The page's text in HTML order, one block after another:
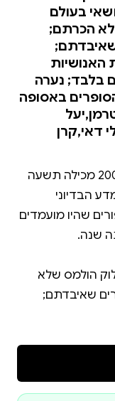
בעולם
הכרתם;
האנושיות
בלבד; נערה
באסופה
דאי,קרן
אסופת הסיפורים “היה יהיה” לשנת 2009 מכילה תשעה
הבדיוני
שהיו מועמדים
הולמס שלא
שאיבדתם;
שלהם; כוכב
לאורה הדס,